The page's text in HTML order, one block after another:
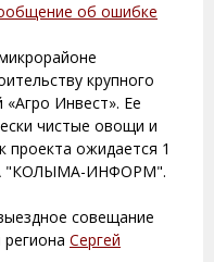
об ошибке
крупного
Инвест». Ее
чистые овощи и
проекта ожидается 1
"КОЛЫМА-ИНФОРМ".
совещание
Сергей